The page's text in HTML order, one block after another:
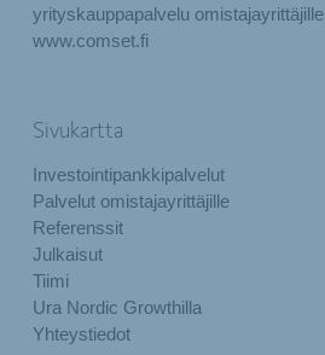
yrityskauppapalvelu omistajayrittäjille
www.comset.fi
Sivukartta
Investointipankkipalvelut
Palvelut omistajayrittäjille
Referenssit
Julkaisut
Tiimi
Ura Nordic Growthilla
Yhteystiedot